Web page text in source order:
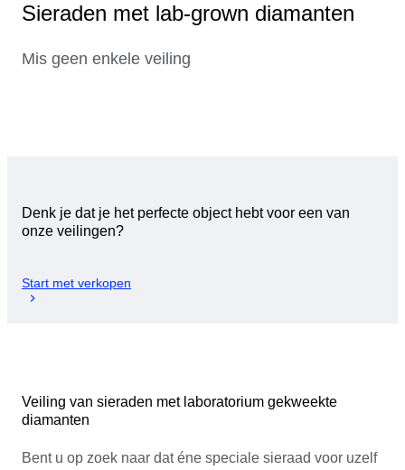
Sieraden met lab-grown diamanten
Mis geen enkele veiling
Denk je dat je het perfecte object hebt voor een van
onze veilingen?
Start met verkopen
Veiling van sieraden met laboratorium gekweekte
diamanten
Bent u op zoek naar dat éne speciale sieraad voor uzelf